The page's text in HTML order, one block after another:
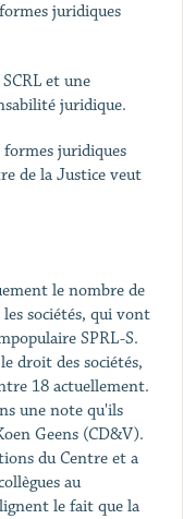
juridiques
et une
juridique.
juridiques
de la Justice veut
le nombre de
sociétés, qui vont
SPRL-S.
droit des sociétés,
18 actuellement.
une note qu'ils
Geens (CD&V).
du Centre et a
au
le fait que la